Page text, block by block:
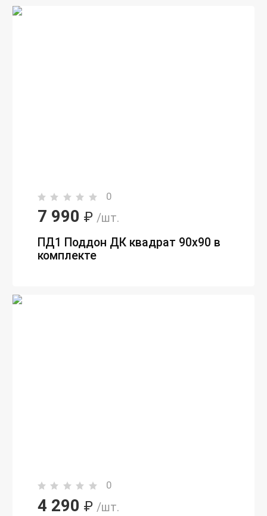
0
7 990 ₽ /шт.
ПД1 Поддон ДК квадрат 90х90 в
комплекте
0
4 290 ₽ /шт.